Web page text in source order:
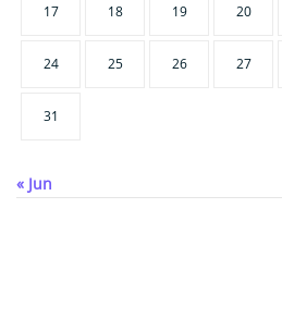
17 18 19 20
24 25 26 27
31
« Jun